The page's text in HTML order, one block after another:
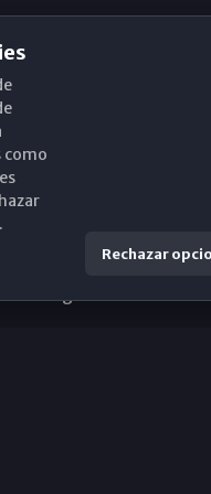
29015 Málaga
Rechazar